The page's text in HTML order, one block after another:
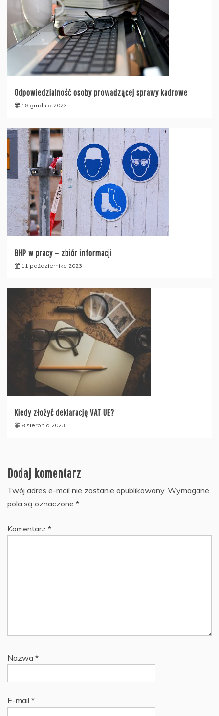
Odpowiedzialność osoby prowadzącej sprawy kadrowe
18 grudnia 2023
BHP w pracy – zbiór informacji
11 października 2023
Kiedy złożyć deklarację VAT UE?
8 sierpnia 2023
Dodaj komentarz
Twój adres e-mail nie zostanie opublikowany. Wymagane
pola są oznaczone *
Komentarz *
Nazwa *
E-mail *